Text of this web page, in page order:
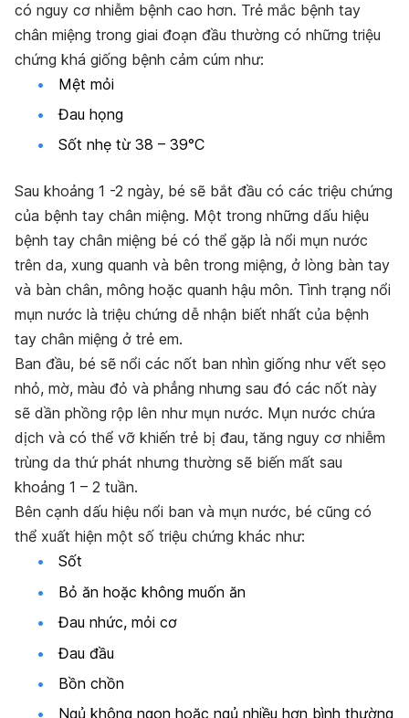
có nguy cơ nhiễm bệnh cao hơn. Trẻ mắc bệnh tay
chân miệng trong giai đoạn đầu thường có những triệu
chứng khá giống bệnh cảm cúm như:
Mệt mỏi
Đau họng
Sốt nhẹ từ 38 – 39°C
Sau khoảng 1 -2 ngày, bé sẽ bắt đầu có các triệu chứng
của bệnh tay chân miệng. Một trong những dấu hiệu
bệnh tay chân miệng bé có thể gặp là nổi mụn nước
trên da, xung quanh và bên trong miệng, ở lòng bàn tay
và bàn chân, mông hoặc quanh hậu môn. Tình trạng nổi
mụn nước là triệu chứng dễ nhận biết nhất của bệnh
tay chân miệng ở trẻ em.
Ban đầu, bé sẽ nổi các nốt ban nhìn giống như vết sẹo
nhỏ, mờ, màu đỏ và phẳng nhưng sau đó các nốt này
sẽ dần phồng rộp lên như mụn nước. Mụn nước chứa
dịch và có thể vỡ khiến trẻ bị đau, tăng nguy cơ nhiễm
trùng da thứ phát nhưng thường sẽ biến mất sau
khoảng 1 – 2 tuần.
Bên cạnh dấu hiệu nổi ban và mụn nước, bé cũng có
thể xuất hiện một số triệu chứng khác như:
Sốt
Bỏ ăn hoặc không muốn ăn
Đau nhức, mỏi cơ
Đau đầu
Bồn chồn
Ngủ không ngon hoặc ngủ nhiều hơn bình thường